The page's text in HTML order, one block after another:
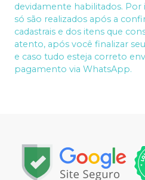
devidamente habilitados.
só são realizados após a
cadastrais e dos itens que
atento, após você finalizar
e caso tudo esteja correto
pagamento via WhatsApp.